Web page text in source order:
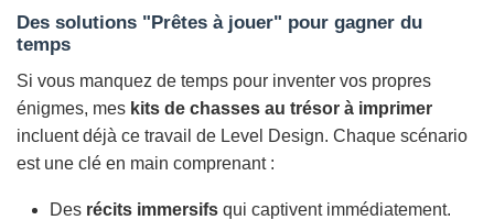
Des solutions "Prêtes à jouer" pour gagner du
temps
Si vous manquez de temps pour inventer vos propres
énigmes, mes kits de chasses au trésor à imprimer
incluent déjà ce travail de Level Design. Chaque scénario
est une clé en main comprenant :
Des récits immersifs qui captivent immédiatement.